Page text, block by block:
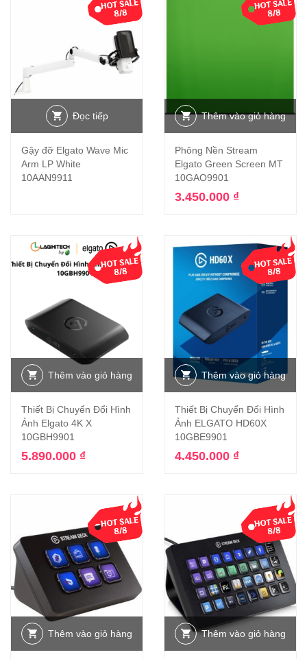
Đọc tiếp
Gậy đỡ Elgato Wave Mic
Arm LP White
10AAN9911
Thêm vào giỏ hàng
Phông Nền Stream
Elgato Green Screen MT
10GAO9901
3.450.000 ₫
Thêm vào giỏ hàng
Thiết Bị Chuyển Đổi Hình
Ảnh Elgato 4K X
10GBH9901
5.890.000 ₫
Thêm vào giỏ hàng
Thiết Bị Chuyển Đổi Hình
Ảnh ELGATO HD60X
10GBE9901
4.450.000 ₫
Thêm vào giỏ hàng Thêm vào giỏ hàng